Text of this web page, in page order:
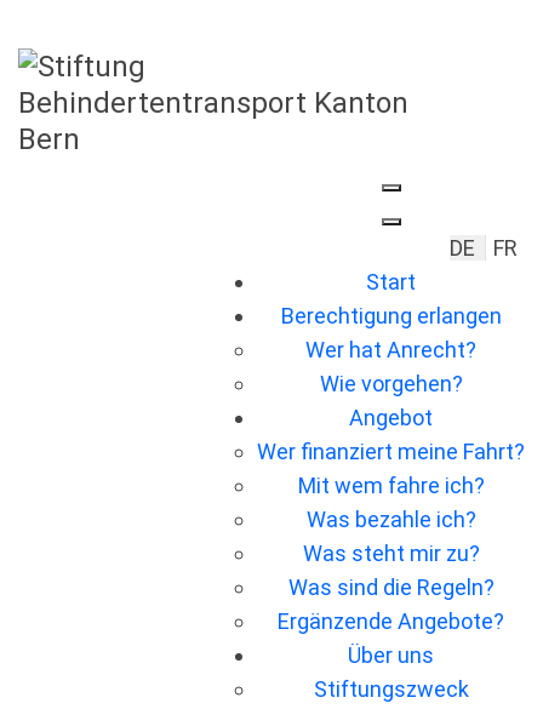
Sprache
DE
FR
Start
Berechtigung erlangen
Wer hat Anrecht?
Wie vorgehen?
Angebot
Wer ﬁnanziert meine Fahrt?
Mit wem fahre ich?
Was bezahle ich?
Was steht mir zu?
Was sind die Regeln?
Ergänzende Angebote?
Über uns
Stiftungszweck